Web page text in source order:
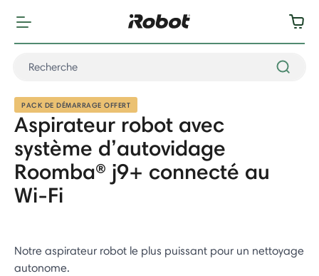
PACK DE DÉMARRAGE OFFERT
Aspirateur robot avec
système d’autovidage
Roomba® j9+ connecté au
Wi-Fi
Notre aspirateur robot le plus puissant pour un nettoyage
autonome.